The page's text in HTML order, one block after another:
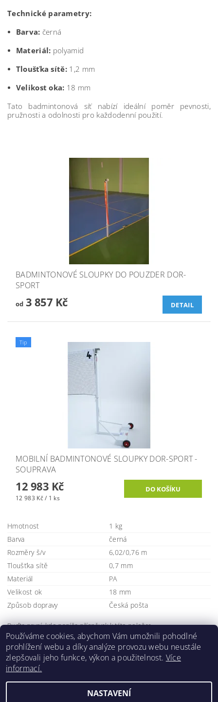
Technické parametry:
Barva: černá
Materiál: polyamid
Tloušťka sítě: 1,2 mm
Velikost oka: 18 mm
Tato badmintonová síť nabízí ideální poměr pevnosti,
pružnosti a odolnosti pro každodenní použití.
BADMINTONOVÉ SLOUPKY DO POUZDER DOR-
SPORT
od3 857 Kč DETAIL
Tip
MOBILNÍ BADMINTONOVÉ SLOUPKY DOR-SPORT -
SOUPRAVA
12 983 Kč
12 983 Kč / 1 ks
Hmotnost
1 kg
Barva
černá
Rozměry š/v
6,02/0,76 m
Tloušťka sítě
0,7 mm
Materiál
PA
Velikost ok
18 mm
Způsob dopravy
Česká pošta
Buďte první, kdo napíše příspěvek k této položce.
Přidat komentář
Používáme cookies, abychom Vám umožnili pohodlné
prohlížení webu a díky analýze provozu webu neustále
zlepšovali jeho funkce, výkon a použitelnost. Více
informací.
NASTAVENÍ